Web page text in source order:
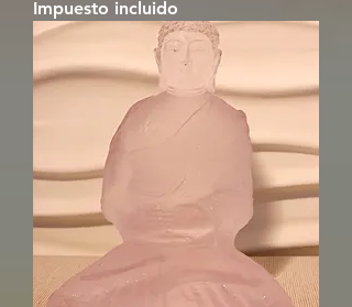
Impuesto incluido